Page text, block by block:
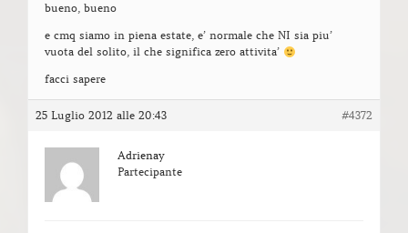
bueno, bueno
e cmq siamo in piena estate, e’ normale che NI sia piu’
vuota del solito, il che significa zero attivita’
facci sapere
25 Luglio 2012 alle 20:43 #4372
Adrienay
Partecipante